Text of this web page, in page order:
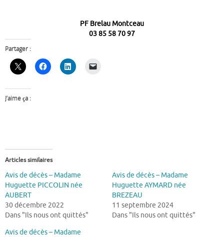
PF Brelau Montceau
03 85 58 70 97
Partager :
J’aime ça :
Articles similaires
Avis de décès – Madame
Huguette PICCOLIN née
AUBERT
30 décembre 2022
Dans "Ils nous ont quittés"
Avis de décès – Madame
Huguette AYMARD née
BREZEAU
11 septembre 2024
Dans "Ils nous ont quittés"
Avis de décès – Madame